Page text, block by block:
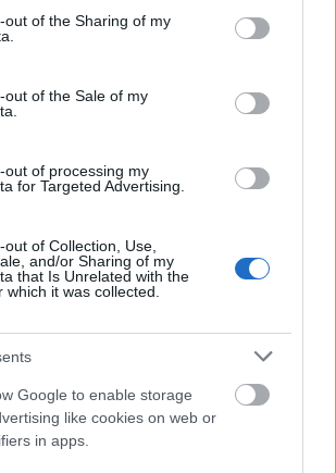
visit or usage behaviour. You may click to
to Google and its third-party tags to
below specified purposes in below Google
out of the Sharing of my
out of the Sale of my
out of processing my
for Targeted Advertising.
of Collection, Use,
and/or Sharing of my
that Is Unrelated with the
which it was collected.
Google to enable storage
like cookies on web or
in apps.
vége, játék ez, vagy mi. A gép
darabból és egy abba bepattintott
méghozzá ugyanolyanból, mint a
orra: